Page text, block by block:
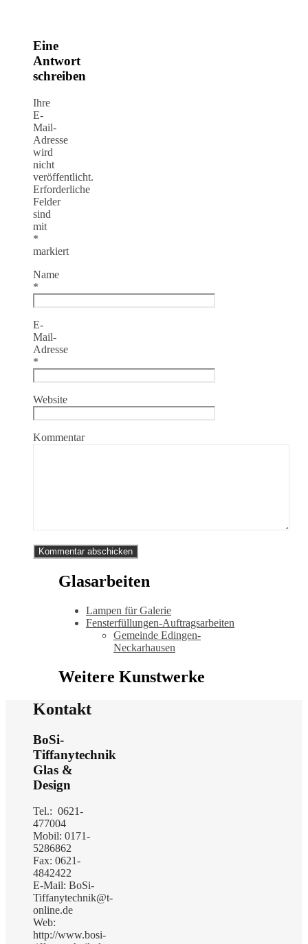
Eine
Antwort
schreiben
Ihre
E-
Mail-
Adresse
wird
nicht
veröffentlicht.
Erforderliche
Felder
sind
mit
*
markiert
Name
*
E-
Mail-
Adresse
*
Website
Kommentar
Glasarbeiten
Lampen für Galerie
Fensterfüllungen-Auftragsarbeiten
Gemeinde Edingen-
Neckarhausen
Weitere Kunstwerke
Kontakt
BoSi-
Tiffanytechnik
Glas &
Design
Tel.: 0621-
477004
Mobil: 0171-
5286862
Fax: 0621-
4842422
E-Mail: BoSi-
Tiffanytechnik@t-
online.de
Web:
http://www.bosi-